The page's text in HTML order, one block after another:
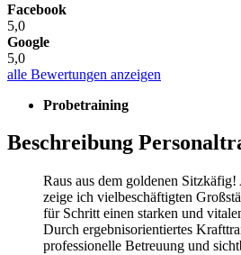
Facebook
5,0
Google
5,0
alle Bewertungen anzeigen
Probetraining
Beschreibung
Raus aus dem goldenen
zeige ich vielbeschäftigten
für Schritt einen starken und
Durch ergebnisorientiertes
professionelle Betreuung und